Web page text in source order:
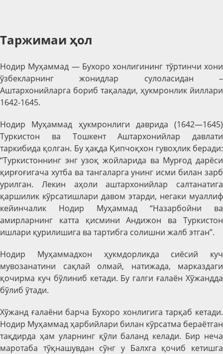
Таржимаи ҳол
Нодир Муҳаммад — Бухоро хонлигининг тўртинчи хони
ўзбекларнинг жонидлар сулоласидан –
Аштархонийларга бориб тақалади, ҳукмронлик йиллари
1642-1645.
Нодир Муҳаммад ҳукмронлиги даврида (1642—1645)
Туркистон ва Тошкент Аштархонийлар давлати
таркибида қолган. Бу ҳақда Қипчоқхон гувоҳлик беради:
“Туркистоннинг энг узоқ жойларида ва Мурғод дарёси
қирғоғигача хутба ва тангаларга унинг исми билан зарб
урилган. Лекин аҳоли аштархонийлар салтанатига
қаршилик кўрсатишлари давом этарди, негаки муаллиф
кейинчалик Нодир Муҳаммад “Назарбойни ва
амирларнинг катта қисмини Андижон ва Туркистон
ишлари қурилишига ва тартибга солишни жалб этган”.
Нодир Муҳаммадхон ҳукмдорликда сиёсий куч
мувозанатини сақлай олмай, натижада, марказдаги
қочирма куч бўлиниб кетади. Бу галги ғалаён Хўжандда
бўлиб ўтади.
Хўжанд ғалаёни барча Бухоро хонлигига тарқаб кетади.
Нодир Муҳаммад ҳарбийлари билан кўрсатма бераётган
тақдирда ҳам уларнинг қўли баланд келади. Бир неча
маротаба тўқнашувдан сўнг у Балхга қочиб кетишга